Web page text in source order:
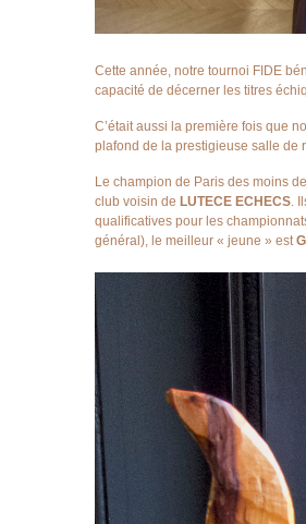
Cette année, notre tournoi FIDE
capacité de décerner les titres
C’était aussi la première fois que
plafond de la prestigieuse salle de
Le champion de Paris des moins
club voisin de LUTECE ECHECS .
qualificatives pour les
général), le meilleur « jeune » est